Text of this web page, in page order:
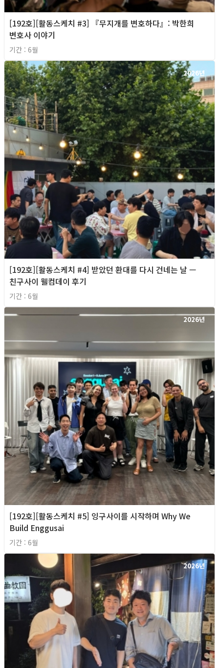
[192호][활동스케치 #3] 『무지개를 변호하다』: 박한희
변호사 이야기
기간 : 6월
2026년
[192호][활동스케치 #4] 받았던 환대를 다시 건네는 날 —
친구사이 웰컴데이 후기
기간 : 6월
2026년
[192호][활동스케치 #5] 잉구사이를 시작하며 Why We
Build Enggusai
기간 : 6월
2026년